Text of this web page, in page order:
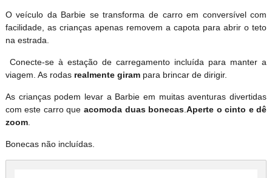
O veículo da Barbie se transforma de carro em conversível com
facilidade, as crianças apenas removem a capota para abrir o teto
na estrada.
Conecte-se à estação de carregamento incluída para manter a
viagem. As rodas realmente girampara brincar de dirigir.
As crianças podem levar a Barbie em muitas aventuras divertidas
com este carro que acomoda duas bonecas.Aperte o cinto e dê
zoom.
Bonecas não incluídas.